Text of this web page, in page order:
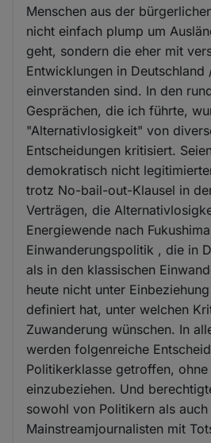
Menschen aus der
nicht einfach plump um
geht, sondern die eher mit
Entwicklungen in Deutschland
einverstanden sind. In den
Gesprächen, die ich führte,
"Alternativlosigkeit" von
Entscheidungen kritisiert.
demokratisch nicht
trotz No-bail-out-Klausel in
Verträgen, die
Energiewende nach
Einwanderungspolitik , die in
als in den klassischen
heute nicht unter
definiert hat, unter welchen
Zuwanderung wünschen. In
werden folgenreiche
Politikerklasse getroffen,
einzubeziehen. Und
sowohl von Politikern als auch
Mainstreamjournalisten mit